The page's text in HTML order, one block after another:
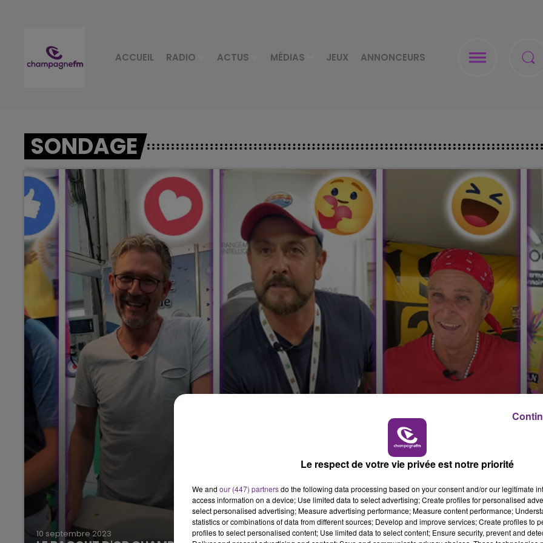
ACCUEIL RADIO ACTUS MÉDIAS JEUX ANNONCEURS
5h00 - 6h00
SONDAGE
10 septembre 2023
Le respect de votre vie privée est notre priorité
We and our (447) partnersdo the following data processing based on your consent and/or our legitimate
access information on a device; Use limited data to select advertising; Create profiles for personalised
select personalised advertising; Measure advertising performance; Measure content performance;
statistics or combinations of data from different sources; Develop and improve services; Create profiles to
profiles to select personalised content; Use limited data to select content; Ensure security, prevent and